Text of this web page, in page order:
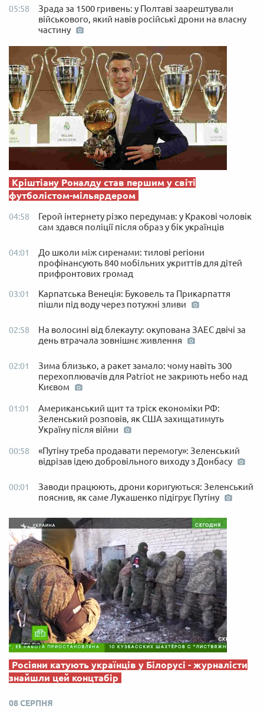
05:58
Зрада за 1500 гривень: у Полтаві заарештували
військового, який навів російські дрони на власну
частину
Кріштіану Роналду став першим у світі
футболістом-мільярдером
04:58
Герой інтернету різко передумав: у Кракові чоловік
сам здався поліції після образ у бік українців
04:01
До школи між сиренами: тилові регіони
профінансують 840 мобільних укриттів для дітей
прифронтових громад
03:01
Карпатська Венеція: Буковель та Прикарпаття
пішли під воду через потужні зливи
02:58
На волосині від блекауту: окупована ЗАЕС двічі за
день втрачала зовнішнє живлення
02:01
Зима близько, а ракет замало: чому навіть 300
перехоплювачів для Patriot не закриють небо над
Києвом
01:01
Американський щит та тріск економіки РФ:
Зеленський розповів, як США захищатимуть
Україну після війни
00:58
«Путіну треба продавати перемогу»: Зеленський
відрізав ідею добровільного виходу з Донбасу
00:01
Заводи працюють, дрони коригуються: Зеленський
пояснив, як саме Лукашенко підігрує Путіну
Росіяни катують українців у Білорусі - журналісти
знайшли цей концтабір
08 СЕРПНЯ